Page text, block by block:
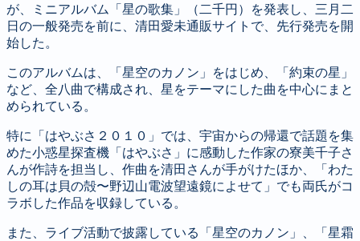
が、ミニアルバム「星の歌集」（二千円）を発表し、三月二
日の一般発売を前に、清田愛未通販サイトで、先行発売を開
始した。
このアルバムは、「星空のカノン」をはじめ、「約束の星」
など、全八曲で構成され、星をテーマにした曲を中心にまと
められている。
特に「はやぶさ２０１０」では、宇宙からの帰還で話題を集
めた小惑星探査機「はやぶさ」に感動した作家の寮美千子さ
んが作詩を担当し、作曲を清田さんが手がけたほか、「わた
しの耳は貝の殻〜野辺山電波望遠鏡によせて」でも両氏がコ
ラボした作品を収録している。
また、ライブ活動で披露している「星空のカノン」、「星霜